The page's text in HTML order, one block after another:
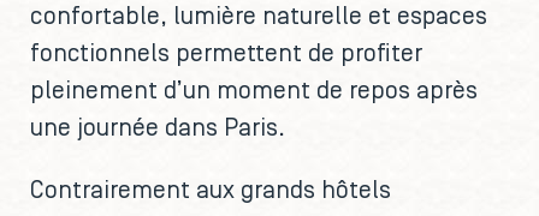
confortable, lumière naturelle et espaces
fonctionnels permettent de profiter
pleinement d’un moment de repos après
une journée dans Paris.
Contrairement aux grands hôtels